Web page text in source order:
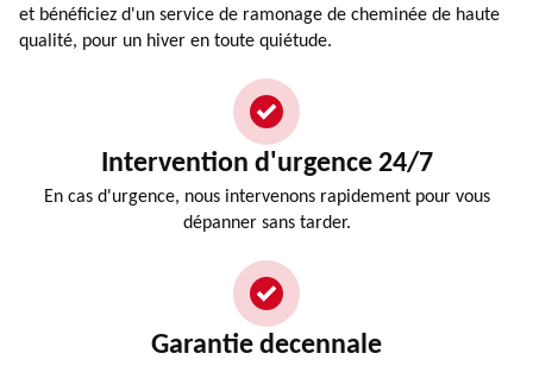
et bénéficiez d'un service de ramonage de cheminée de haute
qualité, pour un hiver en toute quiétude.
Intervention d'urgence 24/7
En cas d'urgence, nous intervenons rapidement pour vous
dépanner sans tarder.
Garantie decennale